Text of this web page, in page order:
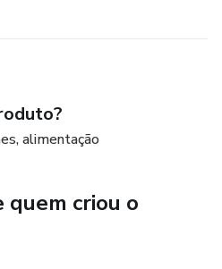
alimentação
quem criou o